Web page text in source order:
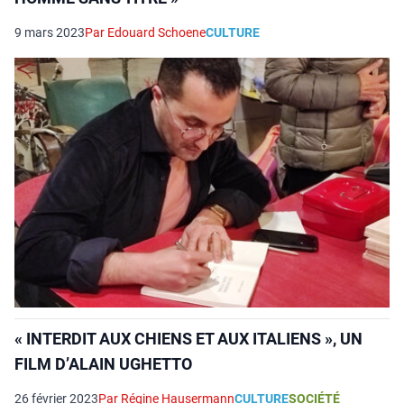
9 mars 2023Par Edouard SchoeneCULTURE
« INTERDIT AUX CHIENS ET AUX ITALIENS », UN
FILM D’ALAIN UGHETTO
26 février 2023Par Régine HausermannCULTURESOCIÉTÉ